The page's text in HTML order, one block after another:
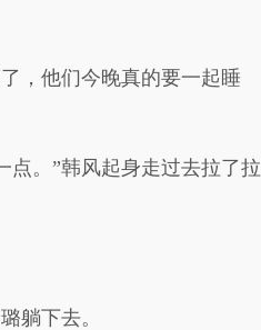
，他们今晚真的要一起睡
点。”韩风起身走过去拉了拉
躺下去。